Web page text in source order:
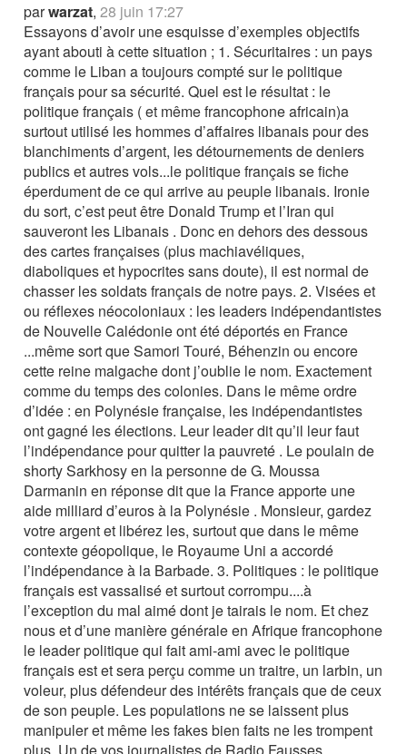
parwarzat,28 juin 17:27
Essayons d’avoir une esquisse d’exemples objectifs
ayant abouti à cette situation ; 1. Sécuritaires : un pays
comme le Liban a toujours compté sur le politique
français pour sa sécurité. Quel est le résultat : le
politique français ( et même francophone africain)a
surtout utilisé les hommes d’affaires libanais pour des
blanchiments d’argent, les détournements de deniers
publics et autres vols...le politique français se fiche
éperdument de ce qui arrive au peuple libanais. Ironie
du sort, c’est peut être Donald Trump et l’Iran qui
sauveront les Libanais . Donc en dehors des dessous
des cartes françaises (plus machiavéliques,
diaboliques et hypocrites sans doute), il est normal de
chasser les soldats français de notre pays. 2. Visées et
ou réflexes néocoloniaux : les leaders indépendantistes
de Nouvelle Calédonie ont été déportés en France
...même sort que Samori Touré, Béhenzin ou encore
cette reine malgache dont j’oublie le nom. Exactement
comme du temps des colonies. Dans le même ordre
d’idée : en Polynésie française, les indépendantistes
ont gagné les élections. Leur leader dit qu’il leur faut
l’indépendance pour quitter la pauvreté . Le poulain de
shorty Sarkhosy en la personne de G. Moussa
Darmanin en réponse dit que la France apporte une
aide milliard d’euros à la Polynésie . Monsieur, gardez
votre argent et libérez les, surtout que dans le même
contexte géopolique, le Royaume Uni a accordé
l’indépendance à la Barbade. 3. Politiques : le politique
français est vassalisé et surtout corrompu....à
l’exception du mal aimé dont je tairais le nom. Et chez
nous et d’une manière générale en Afrique francophone
le leader politique qui fait ami-ami avec le politique
français est et sera perçu comme un traitre, un larbin, un
voleur, plus défendeur des intérêts français que de ceux
de son peuple. Les populations ne se laissent plus
manipuler et même les fakes bien faits ne les trompent